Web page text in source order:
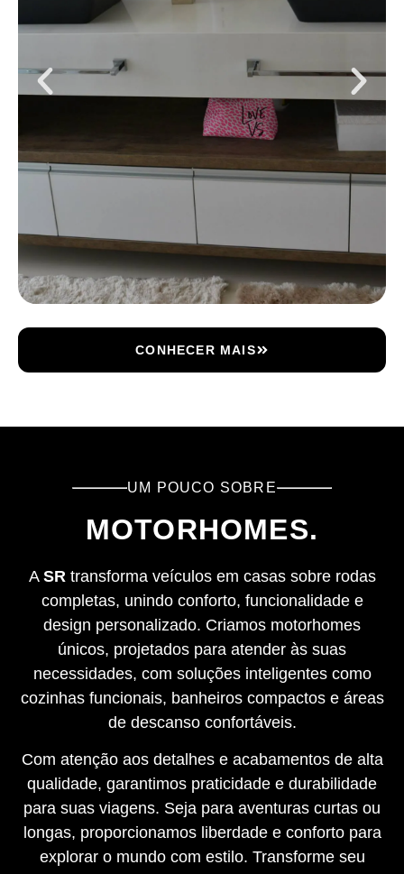
CONHECER MAIS
UM POUCO SOBRE
MOTORHOMES.
A SRtransforma veículos em casas sobre rodas
completas, unindo conforto, funcionalidade e
design personalizado. Criamos motorhomes
únicos, projetados para atender às suas
necessidades, com soluções inteligentes como
cozinhas funcionais, banheiros compactos e áreas
de descanso confortáveis.
Com atenção aos detalhes e acabamentos de alta
qualidade, garantimos praticidade e durabilidade
para suas viagens. Seja para aventuras curtas ou
longas, proporcionamos liberdade e conforto para
explorar o mundo com estilo. Transforme seu